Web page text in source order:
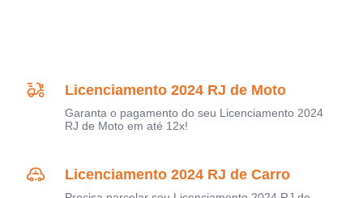
Licenciamento 2024 RJ de Moto
Garanta o pagamento do seu Licenciamento 2024
RJ de Moto em até 12x!
Licenciamento 2024 RJ de Carro